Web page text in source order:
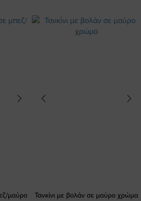
μαύρο
Τανκίνι με βολάν σε μαύρο χρώμα